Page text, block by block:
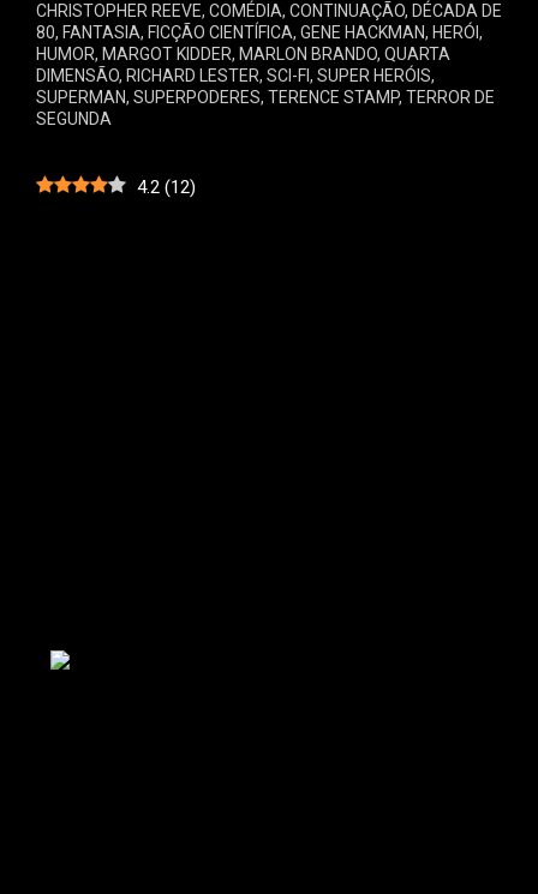
CHRISTOPHER REEVE, COMÉDIA, CONTINUAÇÃO, DÉCADA DE
80, FANTASIA, FICÇÃO CIENTÍFICA, GENE HACKMAN, HERÓI ,
HUMOR, MARGOT KIDDER, MARLON BRANDO, QUARTA
DIMENSÃO, RICHARD LESTER, SCI-FI, SUPER HERÓIS,
SUPERMAN, SUPERPODERES, TERENCE STAMP, TERROR DE
SEGUNDA
4.2 (12)